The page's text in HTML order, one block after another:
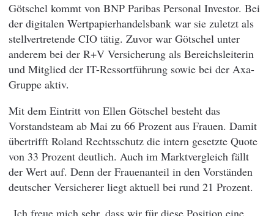
Götschel kommt von BNP Paribas Personal Investor. Bei
der digitalen Wertpapierhandelsbank war sie zuletzt als
stellvertretende CIO tätig. Zuvor war Götschel unter
anderem bei der R+V Versicherung als Bereichsleiterin
und Mitglied der IT-Ressortführung sowie bei der Axa-
Gruppe aktiv.
Mit dem Eintritt von Ellen Götschel besteht das
Vorstandsteam ab Mai zu 66 Prozent aus Frauen. Damit
übertrifft Roland Rechtsschutz die intern gesetzte Quote
von 33 Prozent deutlich. Auch im Marktvergleich fällt
der Wert auf. Denn der Frauenanteil in den Vorständen
deutscher Versicherer liegt aktuell bei rund 21 Prozent.